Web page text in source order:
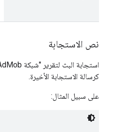
نص الاستجابة
كرسالة الاستجابة الأخيرة.
على سبيل المثال: